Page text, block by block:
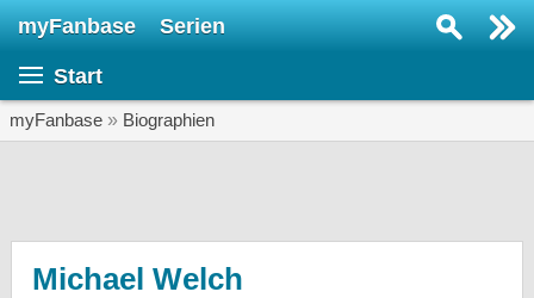
myFanbase Serien
Start
myFanbase » Biographien
Michael Welch